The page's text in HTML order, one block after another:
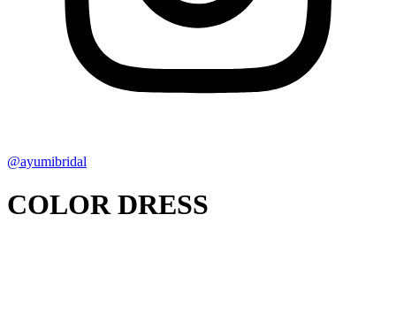
@ayumibridal
COLOR DRESS